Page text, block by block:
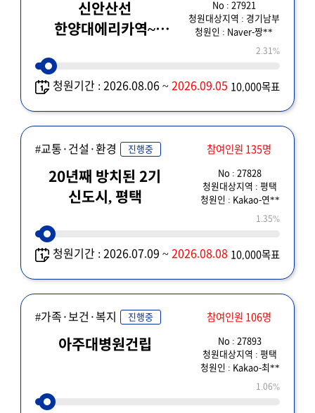
신안산선
한양대에리카역~
대부도 연계사업의
조속한 추진 요청
No : 27921
청원대상지역 : 경기남부
청원인 : Naver-짱**
2.31%
청원기간 : 2026.08.06 ~2026.09.05 10,000목표
#교통·건설·환경 진행중 참여인원 135명
20년째 방치된 2기
신도시, 평택
No : 27828
청원대상지역 : 평택
청원인 : Kakao-연**
1.35%
청원기간 : 2026.07.09 ~2026.08.08 10,000목표
#가족·보건·복지 진행중 참여인원 106명
아주대병원건립
No : 27893
청원대상지역 : 평택
청원인 : Kakao-최**
1.06%